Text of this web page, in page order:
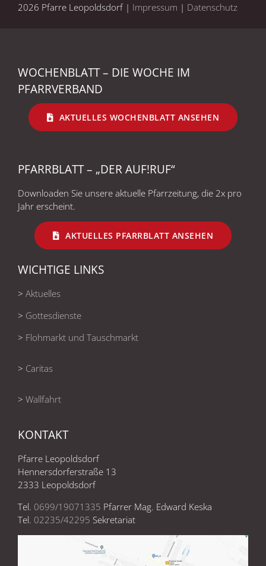
2026 Pfarre Leopoldsdorf | Impressum | Datenschutz
WOCHENBLATT – DIE WOCHE IM
PFARRVERBAND
AKTUELLES WOCHENBLATT ANSEHEN
PFARRBLATT – „DER AUF!RUF“
Downloaden Sie unsere aktuelle Pfarrzeitung, die 2x pro
Jahr erscheint.
AKTUELLES PFARRBLATT ANSEHEN
WICHTIGE LINKS
> Aktuelles
> Gottesdienste
> Flohmarkt und Tauschmarkt
> Caritas
> Wallfahrt
KONTAKT
Pfarre Leopoldsdorf
Hennersdorferstraße 13
2333 Leopoldsdorf
Tel. 0699/19071335 Pfarrer Mag. Edward Keska
Tel. 02235/42295 Sekretariat